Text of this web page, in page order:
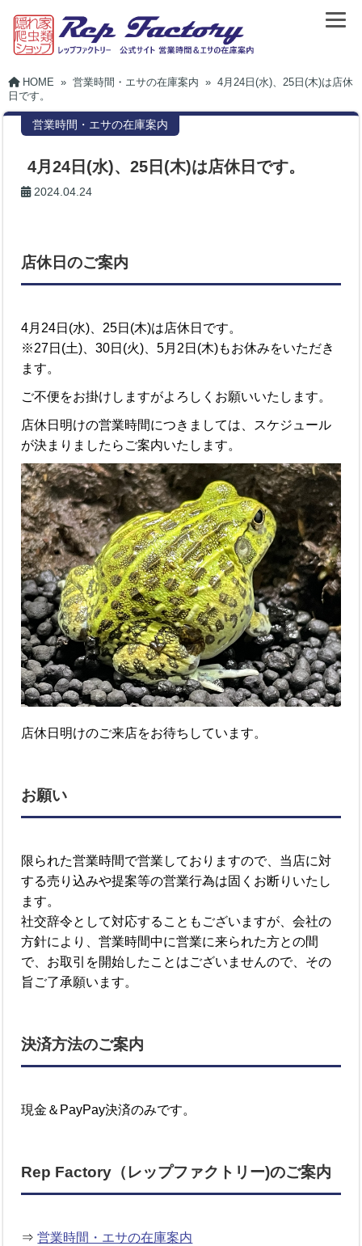
HOME » 営業時間・エサの在庫案内 » 4月24日(水)、25日(木)は店休
日です。
営業時間・エサの在庫案内
4月24日(水)、25日(木)は店休日です。
2024.04.24
店休日のご案内
4月24日(水)、25日(木)は店休日です。
※27日(土)、30日(火)、5月2日(木)もお休みをいただき
ます。
ご不便をお掛けしますがよろしくお願いいたします。
店休日明けの営業時間につきましては、スケジュール
が決まりましたらご案内いたします。
店休日明けのご来店をお待ちしています。
お願い
限られた営業時間で営業しておりますので、当店に対
する売り込みや提案等の営業行為は固くお断りいたし
ます。
社交辞令として対応することもございますが、会社の
方針により、営業時間中に営業に来られた方との間
で、お取引を開始したことはございませんので、その
旨ご了承願います。
決済方法のご案内
現金＆PayPay決済のみです。
Rep Factory（レップファクトリー)のご案内
⇒営業時間・エサの在庫案内